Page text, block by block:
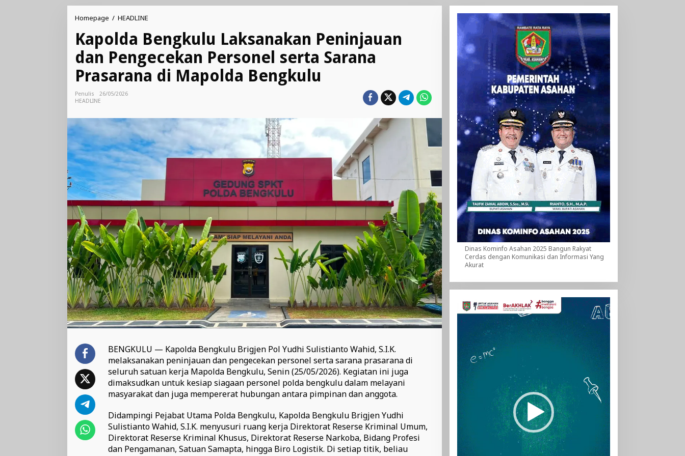
Homepage / HEADLINE
Laksanakan
Peninjauan
dan
Pengecekan
Personel
serta
Mapolda
Kapolda Bengkulu Laksanakan Peninjauan
dan Pengecekan Personel serta Sarana
Prasarana di Mapolda Bengkulu
Penulis
26/05/2026
HEADLINE
BENGKULU — Kapolda Bengkulu Brigjen Pol Yudhi Sulistianto Wahid, S.I.K.
melaksanakan peninjauan dan pengecekan personel serta sarana prasarana di
seluruh satuan kerja Mapolda Bengkulu, Senin (25/05/2026). Kegiatan ini juga
dimaksudkan untuk kesiap siagaan personel polda bengkulu dalam melayani
masyarakat dan juga mempererat hubungan antara pimpinan dan anggota.
Didampingi Pejabat Utama Polda Bengkulu, Kapolda Bengkulu Brigjen Yudhi
Sulistianto Wahid, S.I.K. menyusuri ruang kerja Direktorat Reserse Kriminal Umum,
Direktorat Reserse Kriminal Khusus, Direktorat Reserse Narkoba, Bidang Profesi
dan Pengamanan, Satuan Samapta, hingga Biro Logistik. Di setiap titik, beliau
Dinas Kominfo Asahan 2025 Bangun Rakyat
Cerdas dengan Komunikasi dan Informasi Yang
Akurat
Pemutar
Video